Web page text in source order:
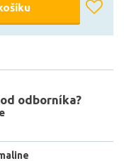
odborníka?